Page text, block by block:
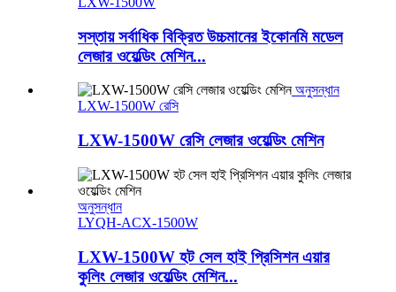
সস্তায় সর্বাধিক বিক্রিত উচ্চমানের ইকোনমি মডেল
লেজার ওয়েল্ডিং মেশিন...
অনুসন্ধান
LXW-1500W রেসি
LXW-1500W রেসি লেজার ওয়েল্ডিং মেশিন
অনুসন্ধান
LYQH-ACX-1500W
LXW-1500W হট সেল হাই প্রিসিশন এয়ার
কুলিং লেজার ওয়েল্ডিং মেশিন...